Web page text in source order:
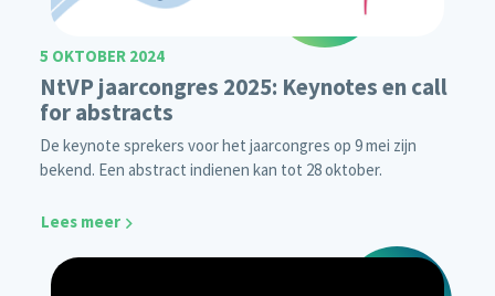
5 OKTOBER 2024
NtVP jaarcongres 2025: Keynotes en call
for abstracts
De keynote sprekers voor het jaarcongres op 9 mei zijn
bekend. Een abstract indienen kan tot 28 oktober.
Lees meer